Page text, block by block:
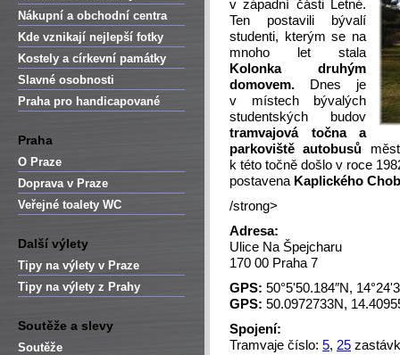
Nákupní a obchodní centra
Kde vznikají nejlepší fotky
Kostely a církevní památky
Slavné osobnosti
Praha pro handicapované
Praha
O Praze
Doprava v Praze
Veřejné toalety WC
Další výlety
Tipy na výlety v Praze
Tipy na výlety z Prahy
Soutěže a slevy
Soutěže
v západní části Letné.
Ten postavili bývalí
studenti, kterým se na
mnoho let stala
Kolonka druhým
domovem.
Dnes je
v místech bývalých
studentských budov
tramvajová točna a
parkoviště autobusů
k této točně došlo v roce
postavena Kaplického
/strong>
Adresa:
Ulice Na Špejcharu
170 00 Praha 7
GPS: 50°5'50.184″N,
GPS: 50.0972733N,
Spojení:
Tramvaje číslo: 5, 25